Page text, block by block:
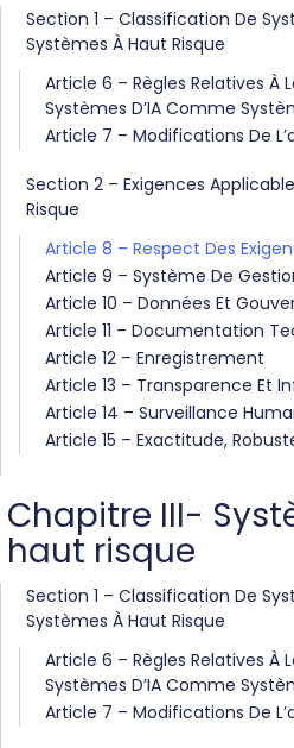
Section 1 – Classification De
Systèmes À Haut Risque
Article 6 – Règles Relatives À
Systèmes D’IA Comme
Article 7 – Modifications De
Section 2 – Exigences
Risque
Article 8 – Respect Des
Article 9 – Système De
Article 10 – Données Et
Article 11 – Documentation
Article 12 – Enregistrement
Article 13 – Transparence Et
Article 14 – Surveillance
Article 15 – Exactitude,
Chapitre III-
haut risque
Section 1 – Classification De
Systèmes À Haut Risque
Article 6 – Règles Relatives À
Systèmes D’IA Comme
Article 7 – Modifications De